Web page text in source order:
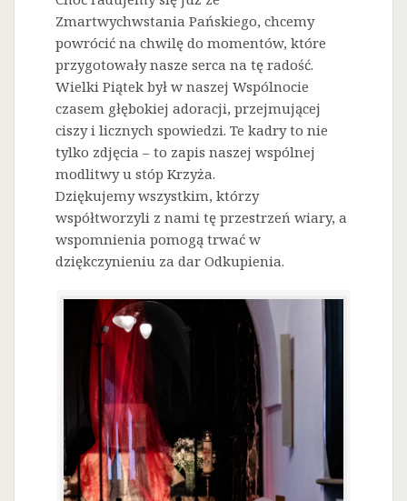
Zmartwychwstania Pańskiego, chcemy
powrócić na chwilę do momentów, które
przygotowały nasze serca na tę radość.
Wielki Piątek był w naszej Wspólnocie
czasem głębokiej adoracji, przejmującej
ciszy i licznych spowiedzi. Te kadry to nie
tylko zdjęcia – to zapis naszej wspólnej
modlitwy u stóp Krzyża.
Dziękujemy wszystkim, którzy
współtworzyli z nami tę przestrzeń wiary, a
wspomnienia pomogą trwać w
dziękczynieniu za dar Odkupienia.